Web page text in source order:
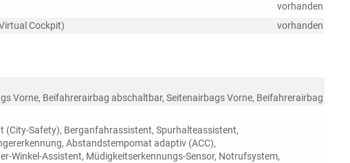
vorhanden
Cockpit)
vorhanden
Vorne, Beifahrerairbag abschaltbar, Seitenairbags Vorne, Beifahrerairbag
(City-Safety), Berganfahrassistent, Spurhalteassistent,
Abstandstempomat adaptiv (ACC),
Winkel-Assistent, Müdigkeitserkennungs-Sensor, Notrufsystem,